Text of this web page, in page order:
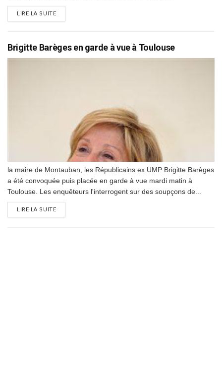
LIRE LA SUITEDETAILS
Brigitte Barèges en garde à vue à Toulouse
la maire de Montauban, les Républicains ex UMP Brigitte Barèges
a été convoquée puis placée en garde à vue mardi matin à
Toulouse. Les enquêteurs l'interrogent sur des soupçons de...
LIRE LA SUITEDETAILS